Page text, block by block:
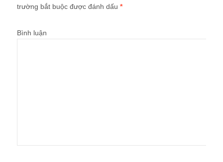
trường bắt buộc được đánh dấu *
Bình luận